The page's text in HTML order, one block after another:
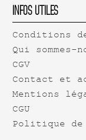
Infos Utiles
Conditions
Qui sommes-
CGV
Contact et
Mentions
CGU
Politique